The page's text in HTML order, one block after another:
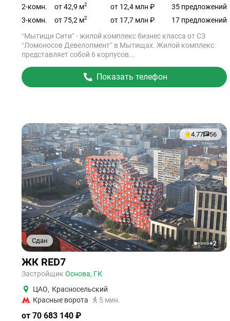
2-комн.
от 42,9 м2 от 12,4 млн ₽
35 предложений
3-комн.
от 75,2 м2 от 17,7 млн ₽
17 предложений
“Мытищи Сити” - жилой комплекс бизнес класса от СЗ
“Ломоносов Девелопмент” в Мытищах. Жилой комплекс
представляет собой 6 корпусов...
Показать телефон
Сдан
4.77 56
12345+2
ЖК RED7
Застройщик Основа, ГК
ЦАО, Красносельский
Красные ворота
5 мин.
от 70 683 140 ₽